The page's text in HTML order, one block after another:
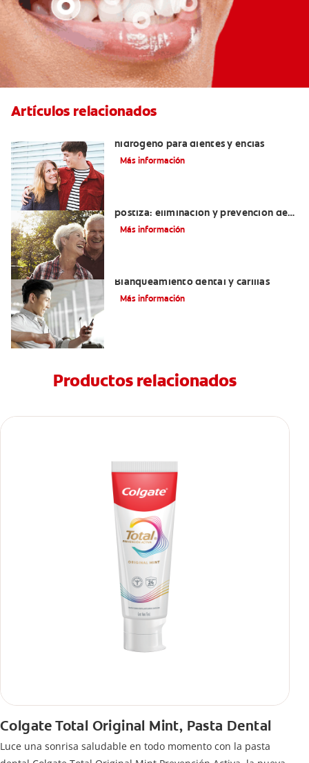
Artículos relacionados
hidrógeno para dientes y encías
Más información
postiza: eliminación y prevención de
manchas
Más información
Blanqueamiento dental y carillas
Más información
Productos relacionados
Colgate Total Original Mint, Pasta Dental
Luce una sonrisa saludable en todo momento con la pasta